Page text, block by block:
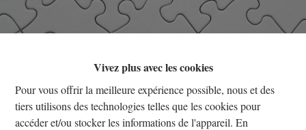
Vivez plus avec les cookies
Pour vous offrir la meilleure expérience possible, nous et des
tiers utilisons des technologies telles que les cookies pour
accéder et/ou stocker les informations de l'appareil. En
Oups, cette page n'existe plus